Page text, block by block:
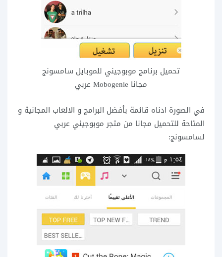
تحميل برنامج موبوجيني للموبايل سامسونج
مجانا Mobogenie عربي
في الصورة ادناه قائمة بأفضل البرامج و الالعاب المجانية و
المتاحة للتحميل مجانا من متجر موبوجيني عربي
لسامسونج: